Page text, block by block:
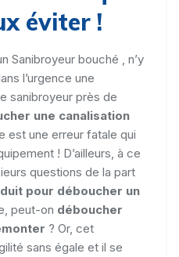
éviter !
Sanibroyeur bouché , n’y
l’urgence une
sanibroyeur près de
une canalisation
est une erreur fatale qui
! D’ailleurs, à ce
questions de la part
pour déboucher un
peut-on déboucher
? Or, cet
sans égale et il se